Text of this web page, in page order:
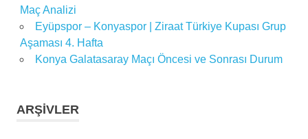
Maç Analizi
Eyüpspor – Konyaspor | Ziraat Türkiye Kupası Grup
Aşaması 4. Hafta
Konya Galatasaray Maçı Öncesi ve Sonrası Durum
ARŞIVLER